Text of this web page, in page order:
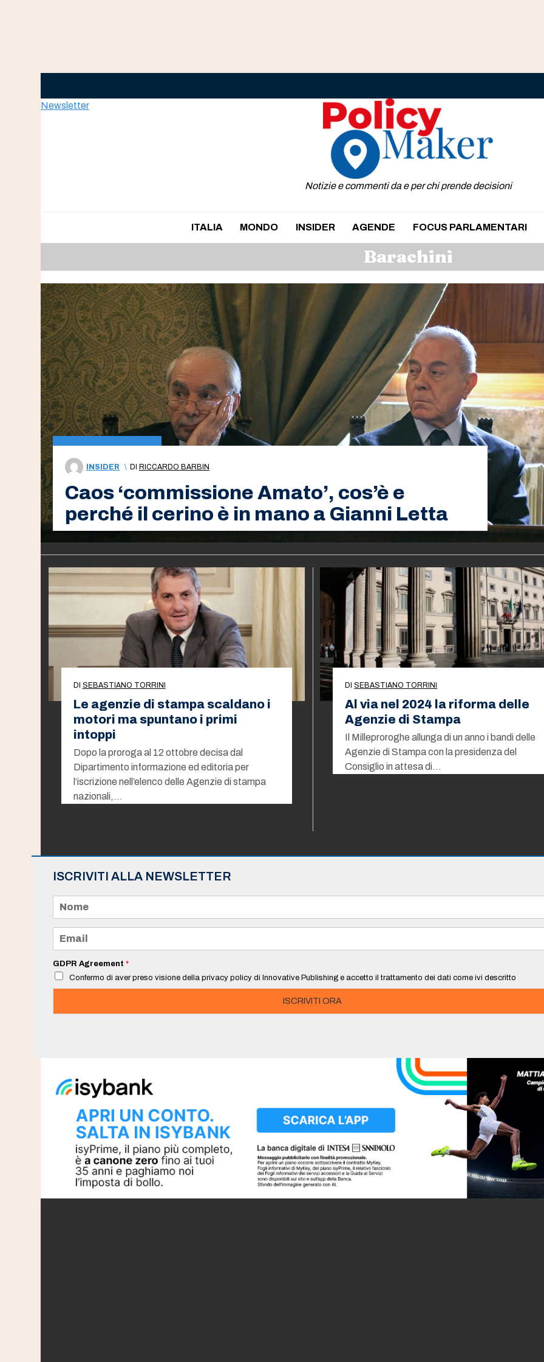
Newsletter
Notizie e commenti da e per chi prende decisioni
ITALIA MONDO INSIDER AGENDE FOCUS PARLAMENTARI
Barachini
INSIDER \ DI RICCARDO BARBIN
Caos ‘commissione Amato’, cos’è e
perché il cerino è in mano a Gianni Letta
DI SEBASTIANO TORRINI
Le agenzie di stampa scaldano i
motori ma spuntano i primi
intoppi
Dopo la proroga al 12 ottobre decisa dal
Dipartimento informazione ed editoria per
l’iscrizione nell’elenco delle Agenzie di stampa
nazionali,…
DI SEBASTIANO TORRINI
Al via nel 2024 la riforma delle
Agenzie di Stampa
Il Milleproroghe allunga di un anno i bandi delle
Agenzie di Stampa con la presidenza del
Consiglio in attesa di…
ISCRIVITI ALLA NEWSLETTER
m
e
a
i
*
GDPR Agreement *
Confermo di aver preso visione della privacy policy di Innovative Publishing e accetto il trattamento dei dati come ivi descritto
ISCRIVITI ORA